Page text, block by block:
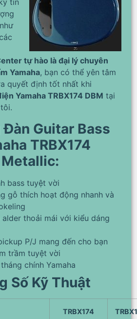
tự hào là đại lý chuyên
Yamaha, bạn có thể yên tâm
quyết định tốt nhất khi
Yamaha TRBX174 DBM tại
Guitar Bass
TRBX174
bass tuyệt vời
gỗ thích hoạt động nhanh và
alder thoải mái với kiểu dáng
P/J mang đến cho bạn
trầm tuyệt vời
chính Yamaha
Số Kỹ Thuật
TRBX174